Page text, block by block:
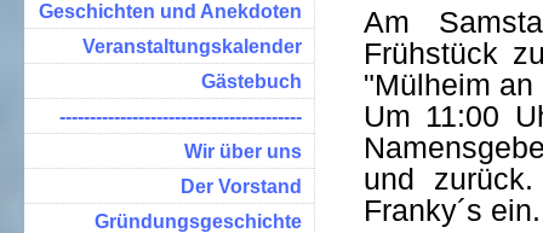
Am
Frühstück
"Mülheim
Um 11:00
und
Franky´s ein.
Geschichten und Anekdoten
Veranstaltungskalender
Gästebuch
----------------------------------------
Wir über uns
Der Vorstand
Gründungsgeschichte